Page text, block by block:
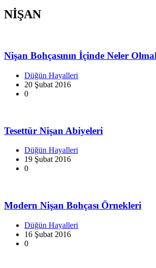
NİŞAN
Nişan Bohçasının İçinde Neler
Düğün Hayalleri
20 Şubat 2016
0
Tesettür Nişan Abiyeleri
Düğün Hayalleri
19 Şubat 2016
0
Modern Nişan Bohçası Örnekleri
Düğün Hayalleri
16 Şubat 2016
0